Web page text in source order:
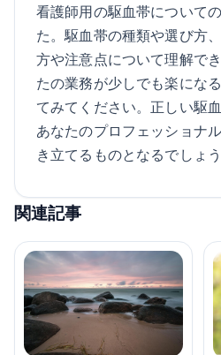
看護師用の駆血帯について
た。駆血帯の種類や選び方
方や注意点について理解で
たの業務が少しでも楽にな
てみてください。正しい駆
あなたのプロフェッショナ
き立てるものとなるでしょう
関連記事